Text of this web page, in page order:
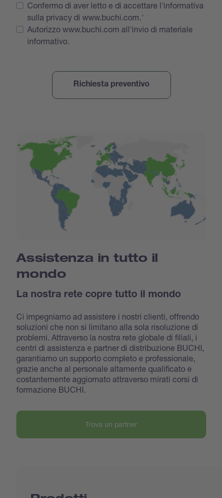
Confermo di aver letto e di accettare l'informativa
sulla privacy di www.buchi.com.
Autorizzo www.buchi.com all'invio di materiale
informativo.
Assistenza in tutto il
mondo
La nostra rete copre tutto il mondo
Ci impegniamo ad assistere i nostri clienti, offrendo
soluzioni che non si limitano alla sola risoluzione di
problemi. Attraverso la nostra rete globale di filiali, i
centri di assistenza e partner di distribuzione BUCHI,
garantiamo un supporto completo e professionale,
grazie anche al personale altamente qualificato e
costantemente aggiornato attraverso mirati corsi di
formazione BUCHI.
Trova un partner